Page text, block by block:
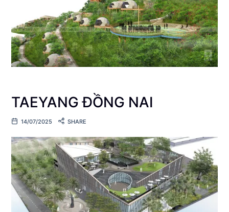
TAEYANG ĐỒNG NAI
14/07/2025 SHARE